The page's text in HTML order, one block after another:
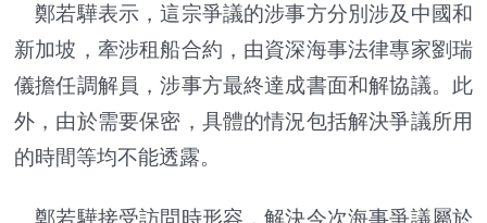
鄭若驊表示，這宗爭議的涉事方分別涉及中國和
新加坡，牽涉租船合約，由資深海事法律專家劉瑞
儀擔任調解員，涉事方最終達成書面和解協議。此
外，由於需要保密，具體的情況包括解決爭議所用
的時間等均不能透露。
鄭若驊接受訪問時形容，解決今次海事爭議屬於